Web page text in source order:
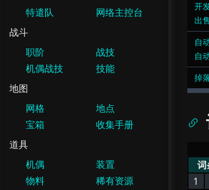
特遣队
网络主控台
战斗
职阶
战技
机偶战技
技能
地图
网格
地点
宝箱
收集手册
道具
机偶
装置
物料
稀有资源
开
出
自
自
掉
词
1